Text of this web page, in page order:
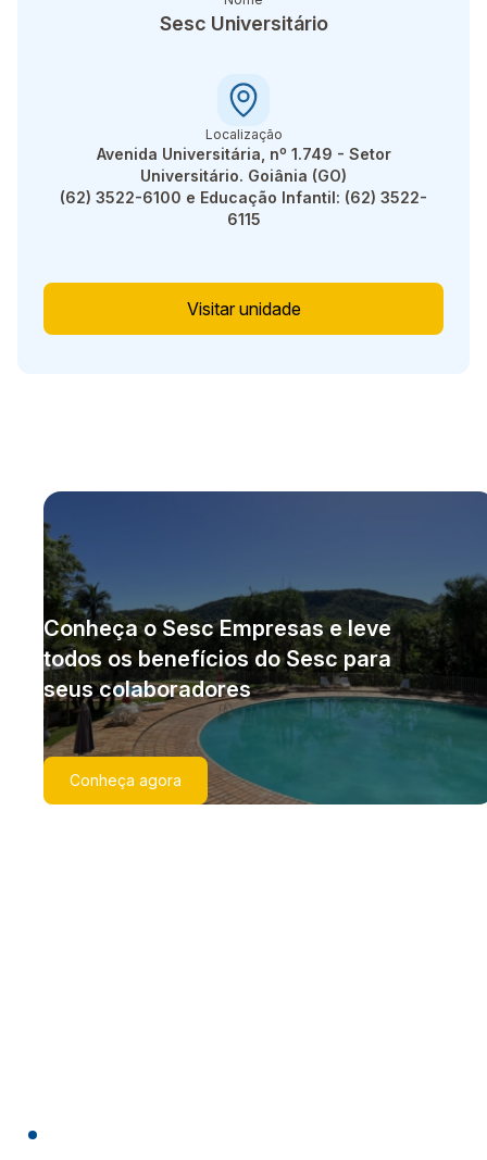
Sesc Universitário
Localização
Avenida Universitária, nº 1.749 - Setor
Universitário. Goiânia (GO)
(62) 3522-6100 e Educação Infantil: (62) 3522-
6115
Visitar unidade
Conheça o Sesc Empresas e leve
todos os benefícios do Sesc para
seus colaboradores
Conheça agora